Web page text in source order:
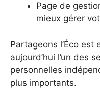
Page de
mieux gérer
Partageons l’Éco
aujourd’hui l’un des
personnelles
plus importants.